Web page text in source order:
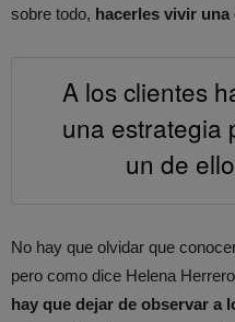
sobre todo, hacerles vivir
A los clientes
una estrategia
un de
No hay que olvidar que
pero como dice Helena
hay que dejar de observar a